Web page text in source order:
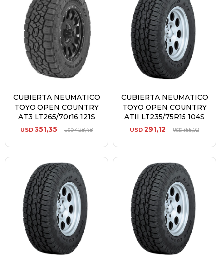
CUBIERTA NEUMATICO
TOYO OPEN COUNTRY
AT3 LT265/70r16 121S
USD 351,35 USD428,48
CUBIERTA NEUMATICO
TOYO OPEN COUNTRY
ATII LT235/75R15 104S
USD 291,12 USD355,02